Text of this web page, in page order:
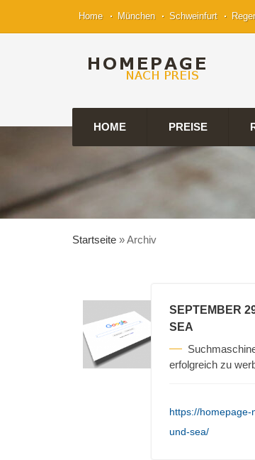
Home München Schweinfurt
HOME PREISE
Startseite »Archiv
SEPTEMBER
SEA
erfolgreich zu
https://
und-sea/